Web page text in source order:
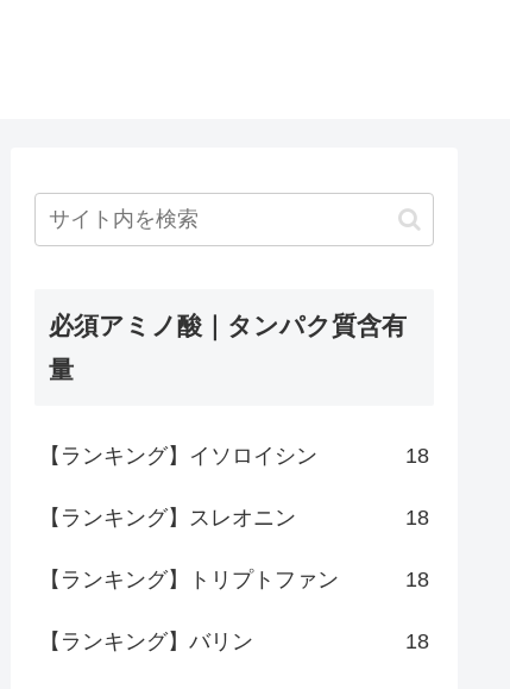
必須アミノ酸｜タンパク質含有
量
【ランキング】イソロイシン 18
【ランキング】スレオニン 18
【ランキング】トリプトファン 18
【ランキング】バリン 18